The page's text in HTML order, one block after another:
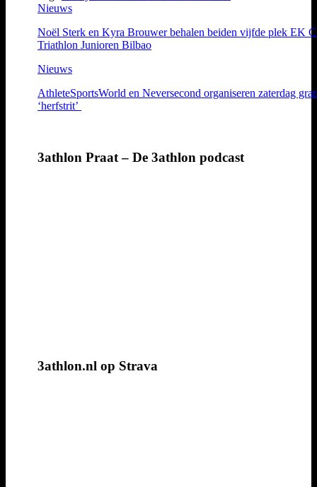
Nieuws
Noël Sterk en Kyra Brouwer behalen beiden vijfde plek EK
Triathlon Junioren Bilbao
Nieuws
AthleteSportsWorld en Neversecond organiseren zaterdag
‘herfstrit’
3athlon Praat – De 3athlon podcast
3athlon.nl op Strava